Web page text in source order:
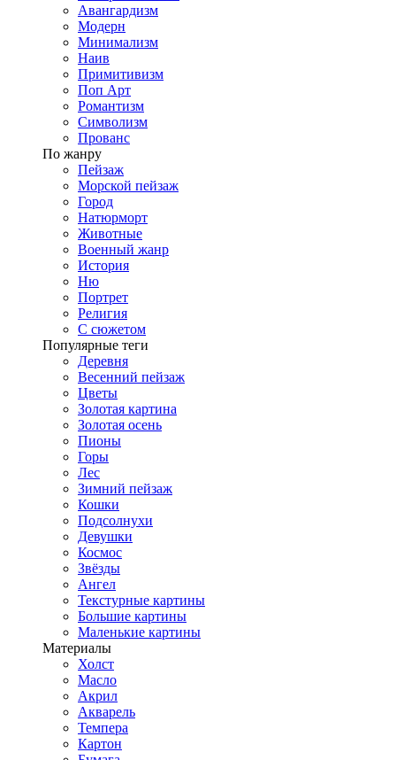
Авангардизм
Модерн
Минимализм
Наив
Примитивизм
Поп Арт
Романтизм
Символизм
Прованс
По жанру
Пейзаж
Морской пейзаж
Город
Натюрморт
Животные
Военный жанр
История
Ню
Портрет
Религия
С сюжетом
Популярные теги
Деревня
Весенний пейзаж
Цветы
Золотая картина
Золотая осень
Пионы
Горы
Лес
Зимний пейзаж
Кошки
Подсолнухи
Девушки
Космос
Звёзды
Ангел
Текстурные картины
Большие картины
Маленькие картины
Материалы
Холст
Масло
Акрил
Акварель
Темпера
Картон